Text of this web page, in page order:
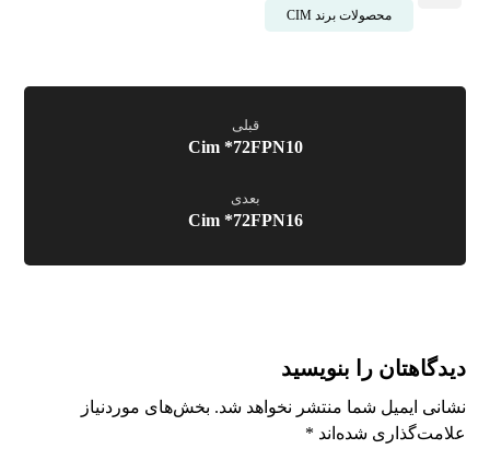
محصولات برند CIM
قبلی
Cim *72FPN10
بعدی
Cim *72FPN16
دیدگاهتان را بنویسید
نشانی ایمیل شما منتشر نخواهد شد. بخش‌های موردنیاز
علامت‌گذاری شده‌اند *